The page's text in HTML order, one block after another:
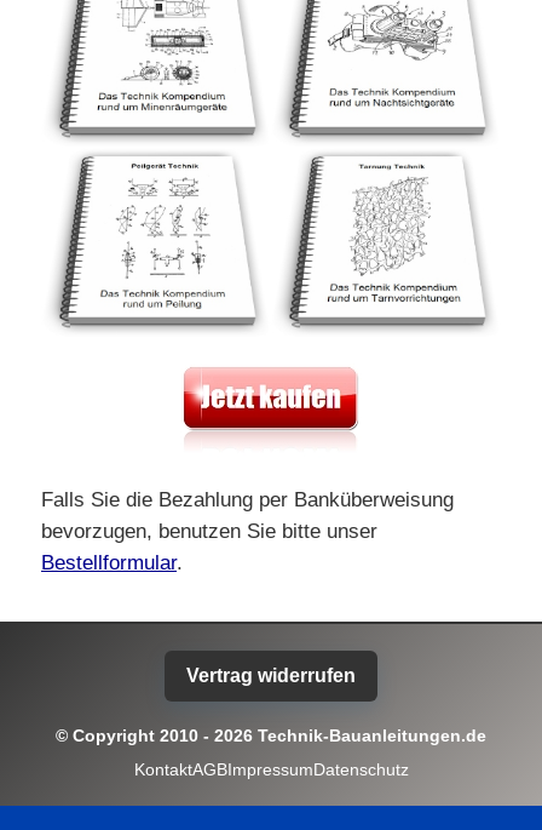
Falls Sie die Bezahlung per Banküberweisung
bevorzugen, benutzen Sie bitte unser
Bestellformular.
Vertrag widerrufen
© Copyright 2010 - 2026 Technik-Bauanleitungen.de
KontaktAGBImpressumDatenschutz